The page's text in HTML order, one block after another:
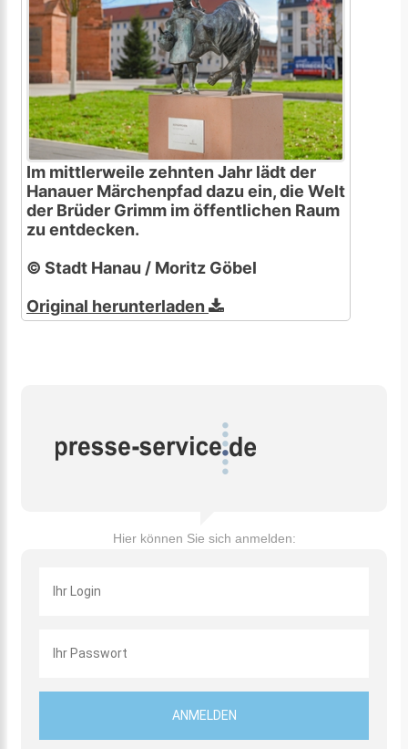
Im mittlerweile zehnten Jahr lädt der
Hanauer Märchenpfad dazu ein, die Welt
der Brüder Grimm im öffentlichen Raum
zu entdecken.
© Stadt Hanau / Moritz Göbel
Original herunterladen
Hier können Sie sich anmelden: